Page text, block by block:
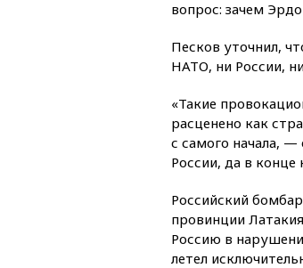
вопрос: зачем
Песков уточнил,
НАТО, ни России,
«Такие
расценено как
с самого начала, —
России, да в
Российский
провинции
Россию в
летел